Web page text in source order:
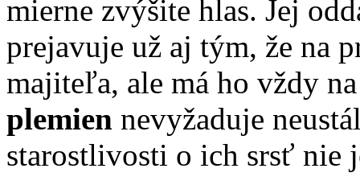
mierne zvýšite hlas. Jej
prejavuje už aj tým, že na
majiteľa, ale má ho vždy
plemien nevyžaduje
starostlivosti o ich srsť nie